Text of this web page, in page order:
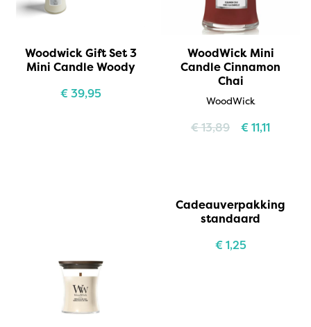
Woodwick Gift Set 3
Mini Candle Woody
€39,95
WoodWick Mini
Candle Cinnamon
Chai
WoodWick
€13,89 €11,11
Cadeauverpakking
standaard
€1,25